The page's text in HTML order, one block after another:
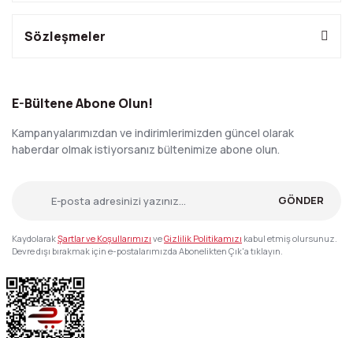
Sözleşmeler
E-Bültene Abone Olun!
Kampanyalarımızdan ve indirimlerimizden güncel olarak
haberdar olmak istiyorsanız bültenimize abone olun.
GÖNDER
KaydolarakŞartlar ve Koşullarımızı veGizlilik Politikamızı kabul etmiş olursunuz.
Devre dışı bırakmak için e-postalarımızda Abonelikten Çık'a tıklayın.